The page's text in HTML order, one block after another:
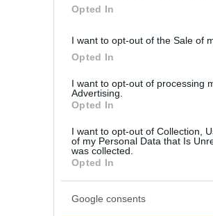
Opted In
I want to opt-out of the Sale of
Opted In
I want to opt-out of processing
Advertising.
Opted In
I want to opt-out of Collection,
of my Personal Data that Is
was collected.
Opted In
Google consents